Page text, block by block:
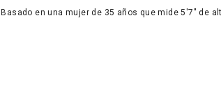
Basado en una mujer de 35 años que mide 5'7" de